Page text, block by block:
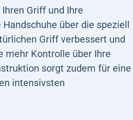
Griff und Ihre
über die speziell
Griff verbessert und
mehr Kontrolle über Ihre
sorgt zudem für eine
intensivsten